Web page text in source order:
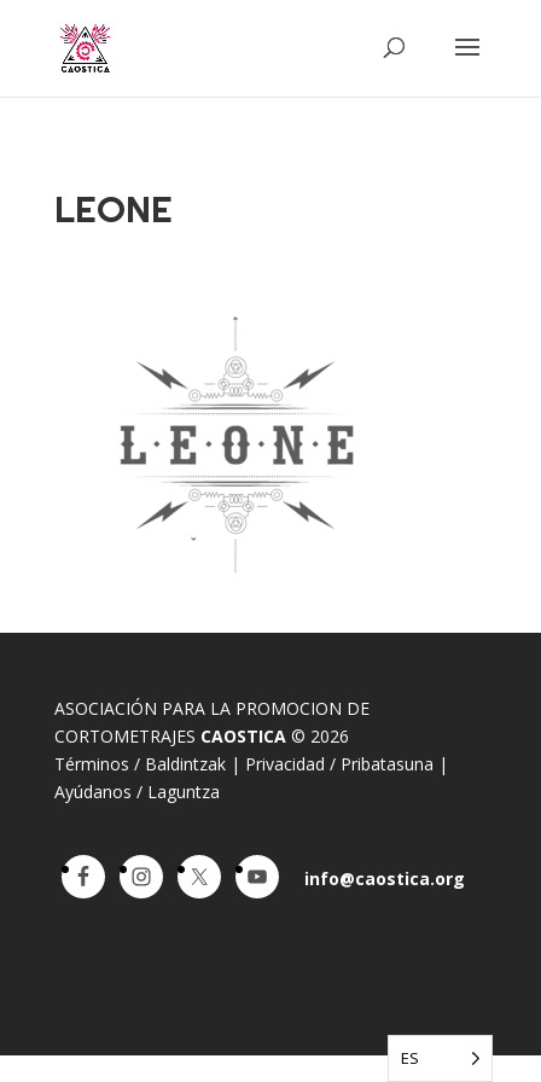
LEONE
ASOCIACIÓN PARA LA PROMOCION DE
CORTOMETRAJES CAOSTICA© 2026
Términos / Baldintzak| Privacidad / Pribatasuna |
Ayúdanos / Laguntza
info@caostica.org
ES